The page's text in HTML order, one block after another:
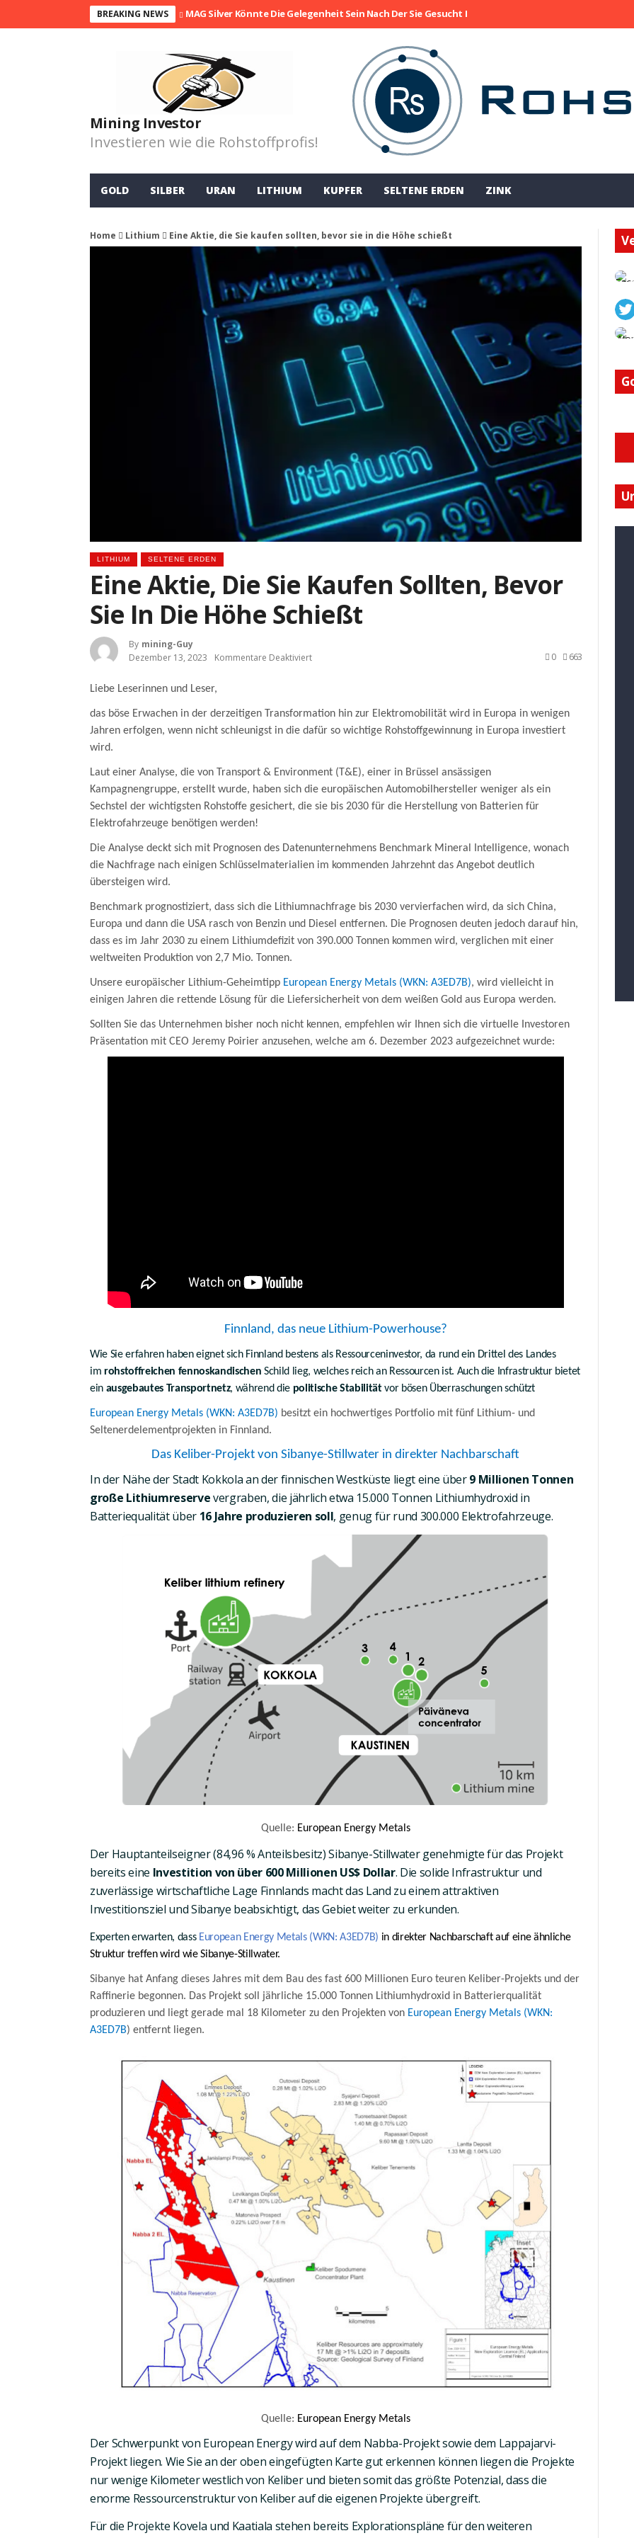
BREAKING NEWS MAG Silver Könnte Die Gelegenheit Sein Nach Der Sie Gesucht Haben Die Aktie Von Collective
Mining Investor
Investieren wie die Rohstoffprofis!
GOLD SILBER URAN LITHIUM KUPFER SELTENE ERDEN ZINK
Home Lithium Eine Aktie, die Sie kaufen sollten, bevor sie in die Höhe schießt
LITHIUM SELTENE ERDEN
Eine Aktie, Die Sie Kaufen Sollten, Bevor
Sie In Die Höhe Schießt
By Mining-Guy
Dezember 13, 2023
Kommentare Deaktiviert
Kaufen
Sollten,
Bevor
Die
Schießt
663
0
Liebe Leserinnen und Leser,
das böse Erwachen in der derzeitigen Transformation hin zur Elektromobilität wird in Europa in wenigen
Jahren erfolgen, wenn nicht schleunigst in die dafür so wichtige Rohstoffgewinnung in Europa investiert
wird.
Laut einer Analyse, die von Transport & Environment (T&E), einer in Brüssel ansässigen
Kampagnengruppe, erstellt wurde, haben sich die europäischen Automobilhersteller weniger als ein
Sechstel der wichtigsten Rohstoffe gesichert, die sie bis 2030 für die Herstellung von Batterien für
Elektrofahrzeuge benötigen werden!
Die Analyse deckt sich mit Prognosen des Datenunternehmens Benchmark Mineral Intelligence, wonach
die Nachfrage nach einigen Schlüsselmaterialien im kommenden Jahrzehnt das Angebot deutlich
übersteigen wird.
Benchmark prognostiziert, dass sich die Lithiumnachfrage bis 2030 vervierfachen wird, da sich China,
Europa und dann die USA rasch von Benzin und Diesel entfernen. Die Prognosen deuten jedoch darauf hin,
dass es im Jahr 2030 zu einem Lithiumdefizit von 390.000 Tonnen kommen wird, verglichen mit einer
weltweiten Produktion von 2,7 Mio. Tonnen.
Unsere europäischer Lithium-Geheimtipp European Energy Metals (WKN: A3ED7B), wird vielleicht in
einigen Jahren die rettende Lösung für die Liefersicherheit von dem weißen Gold aus Europa werden.
Sollten Sie das Unternehmen bisher noch nicht kennen, empfehlen wir Ihnen sich die virtuelle Investoren
Präsentation mit CEO Jeremy Poirier anzusehen, welche am 6. Dezember 2023 aufgezeichnet wurde:
Finnland, das neue Lithium-Powerhouse?
Wie Sie erfahren haben eignet sich Finnland bestens als Ressourceninvestor, da rund ein Drittel des Landes
im rohstoffreichen fennoskandischen Schild lieg, welches reich an Ressourcen ist. Auch die Infrastruktur bietet
ein ausgebautes Transportnetz, während die politische Stabilitätvor bösen Überraschungen schützt
European Energy Metals (WKN: A3ED7B) besitzt ein hochwertiges Portfolio mit fünf Lithium- und
Seltenerdelementprojekten in Finnland.
Das Keliber-Projekt von Sibanye-Stillwater in direkter Nachbarschaft
In der Nähe der Stadt Kokkola an der finnischen Westküste liegt eine über9 Millionen Tonnen
große Lithiumreservevergraben, die jährlich etwa 15.000 Tonnen Lithiumhydroxid in
Batteriequalitätüber 16 Jahre produzieren soll, genug für rund 300.000 Elektrofahrzeuge.
Quelle: European Energy Metals
Der Hauptanteilseigner (84,96 % Anteilsbesitz)Sibanye-Stillwatergenehmigte für das Projekt
bereits eine Investition von über 600 Millionen US$ Dollar. Die solide Infrastruktur und
zuverlässige wirtschaftliche Lage Finnlands macht das Land zu einem attraktiven
Investitionsziel und Sibanye beabsichtigt, das Gebiet weiter zu erkunden.
Experten erwarten, dass European Energy Metals (WKN: A3ED7B) in direkter Nachbarschaft auf eine ähnliche
Struktur treffen wird wie Sibanye-Stillwater.
Sibanye hat Anfang dieses Jahres mit dem Bau des fast 600 Millionen Euro teuren Keliber-Projekts und der
Raffinerie begonnen. Das Projekt soll jährliche 15.000 Tonnen Lithiumhydroxid in Batterierqualität
produzieren und liegt gerade mal 18 Kilometer zu den Projekten von European Energy Metals (WKN:
A3ED7B) entfernt liegen.
Quelle: European Energy Metals
Der Schwerpunkt von European Energy wird auf dem Nabba-Projekt sowie dem Lappajarvi-
Projekt liegen. Wie Sie an der oben eingefügten Karte gut erkennen können liegen die Projekte
nur wenige Kilometerwestlich von Keliber und bieten somitdas größte Potenzial, dassdie
enorme Ressourcenstrukturvon Keliber auf die eigenen Projekte übergreift.
Für die Projekte Kovela und Kaatiala stehen bereits Explorationspläne für den weiteren